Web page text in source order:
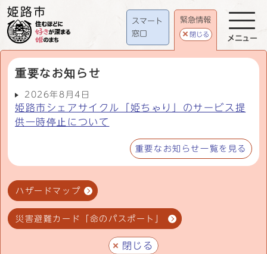
スマート
窓口
緊急情報
閉じる
重要なお知らせ
2026年8月4日
姫路市シェアサイクル「姫ちゃり」のサービス提
供一時停止について
重要なお知らせ一覧を見る
ハザードマップ
災害避難カード「命のパスポート」
閉じる
メニュー